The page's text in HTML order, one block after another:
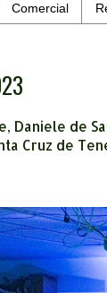
Comercial
Daniele de
Cruz de